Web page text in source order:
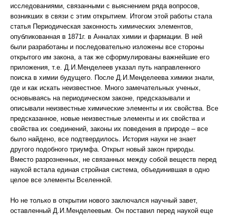
исследованиями, связанными с выяснением ряда вопросов,
возникших в связи с этим открытием. Итогом этой работы стала
статья Периодическая законность химических элементов,
опубликованная в 1871г. в Анналах химии и фармации. В ней
были разработаны и последовательно изложены все стороны
открытого им закона, а так же сформулированы важнейшие его
приложения, т.е. Д.И.Менделеев указал путь направленного
поиска в химии будущего. После Д.И.Менделеева химики знали,
где и как искать неизвестное. Много замечательных ученых,
основываясь на периодическом законе, предсказывали и
описывали неизвестные химические элементы и их свойства. Все
предсказанное, новые неизвестные элементы и их свойства и
свойства их соединений, законы их поведения в природе – все
было найдено, все подтвердилось. История науки не знает
другого подобного триумфа. Открыт новый закон природы.
Вместо разрозненных, не связанных между собой веществ перед
наукой встала единая стройная система, объединившая в одно
целое все элементы Вселенной.
Но не только в открытии нового заключался научный завет,
оставленный Д.И.Менделеевым. Он поставил перед наукой еще